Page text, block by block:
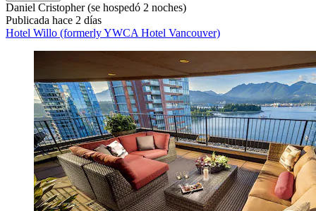
Daniel Cristopher(se hospedó 2 noches)
Publicada hace 2 días
Hotel Willo (formerly YWCA Hotel Vancouver)